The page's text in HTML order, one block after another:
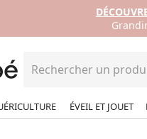
ÉVEIL ET JOUET